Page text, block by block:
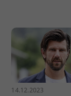
14.12.2023